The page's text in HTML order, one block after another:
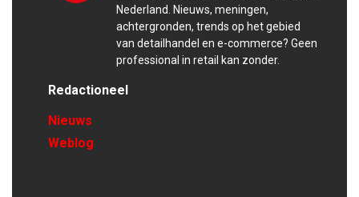
Nederland. Nieuws, meningen,
achtergronden, trends op het gebied
van detailhandel en e-commerce? Geen
professional in retail kan zonder.
Redactioneel
Nieuws
Weblog